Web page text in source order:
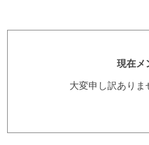
現在メ
大変申し訳あり